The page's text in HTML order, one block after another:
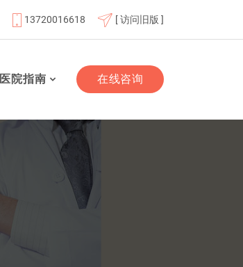
北京航天总医院联体成员单位 北京市老年友善医
13720016618 [ 访问旧版 ]
医院指南 在线咨询